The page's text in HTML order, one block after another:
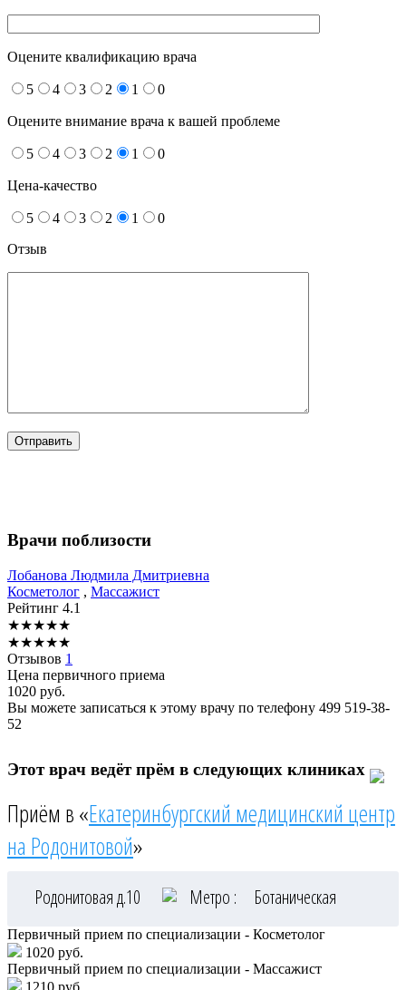
Оцените квалификацию врача
5 4 3 2 1 0
Оцените внимание врача к вашей проблеме
5 4 3 2 1 0
Цена-качество
5 4 3 2 1
0
Отзыв
Врачи поблизости
Лобанова Людмила Дмитриевна
Косметолог , Массажист
Рейтинг 4.1
★★★★★
★★★★★
Отзывов 1
Цена первичного приема
1020 руб.
Вы можете записаться к этому врачу по телефону 499 519-38-
52
Этот врач ведёт прём в следующих клиниках
Приём в «Екатеринбургский медицинский центр
на Родонитовой»
Родонитовая д.10 Метро : Ботаническая
Первичный прием по специализации - Косметолог
1020 руб.
Первичный прием по специализации - Массажист
1210 руб.